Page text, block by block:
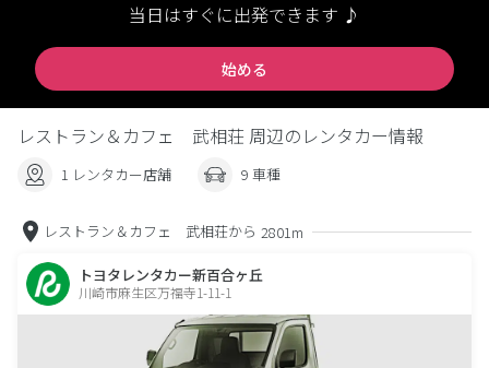
当日はすぐに出発できます ♪
始める
レストラン＆カフェ 武相荘 周辺のレンタカー情報
1 レンタカー店舗 9 車種
レストラン＆カフェ 武相荘から 2801m
トヨタレンタカー新百合ヶ丘
川崎市麻生区万福寺1-11-1